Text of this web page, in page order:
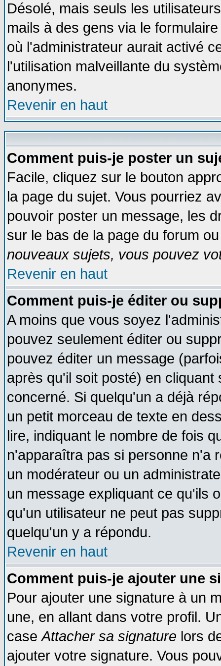
Désolé, mais seuls les
mails à des gens via le
où l'administrateur aurait activé
l'utilisation malveillante du
anonymes.
Revenir en haut
Comment puis-je poster un
Facile, cliquez sur le bouton
la page du sujet. Vous pourriez
pouvoir poster un message, les
sur le bas de la page du forum
nouveaux sujets, vous pouvez
Revenir en haut
Comment puis-je éditer ou
A moins que vous soyez
pouvez seulement éditer ou
pouvez éditer un message
après qu'il soit posté) en
concerné. Si quelqu'un a déjà
un petit morceau de texte en
lire, indiquant le nombre de fois
n'apparaîtra pas si personne n'a
un modérateur ou un
un message expliquant ce qu'ils
qu'un utilisateur ne peut pas
quelqu'un y a répondu.
Revenir en haut
Comment puis-je ajouter une
Pour ajouter une signature à un
une, en allant dans votre profil.
caseAttacher sa signature lors
ajouter votre signature. Vous